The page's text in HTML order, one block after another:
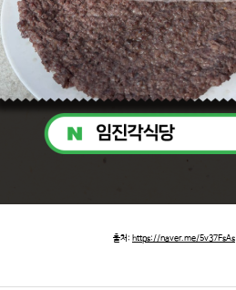
출처: https://naver.me/5v37FsAs